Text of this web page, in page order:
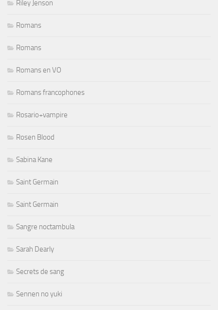
Riley Jenson
Romans
Romans
Romans en VO
Romans francophones
Rosario+vampire
Rosen Blood
Sabina Kane
Saint Germain
Saint Germain
Sangre noctambula
Sarah Dearly
Secrets de sang
Sennen no yuki